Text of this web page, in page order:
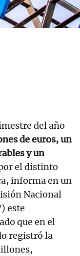
del año
de euros, un
y un
el distinto
informa en un
Nacional
este
que en el
registró la